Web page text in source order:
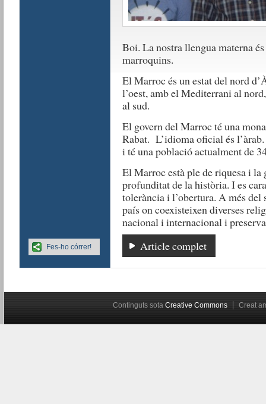
Boi. La nostra llengua materna
marroquins.
El Marroc és un estat del nord
l’oest, amb el Mediterrani al
al sud.
El govern del Marroc té una
Rabat. L’idioma oficial és
i té una població actualment de
El Marroc està ple de riquesa i
profunditat de la història. I es
tolerància i l’obertura. A més
país on coexisteixen diverses
nacional i internacional i
Article complet
Fes-ho córrer!
Continguts sota Creative Commons Creat